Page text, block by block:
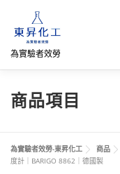
為實驗者效勞
首頁 關於我們
網路商店 直購專區
商品項目
為實驗者效勞-東昇化工 商品
度計｜BARIGO 8862｜德國製